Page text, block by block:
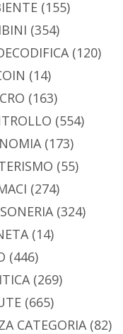
(155)
(354)
(120)
(14)
(163)
(554)
(173)
(55)
(274)
(324)
(14)
(446)
(269)
(665)
CATEGORIA(82)